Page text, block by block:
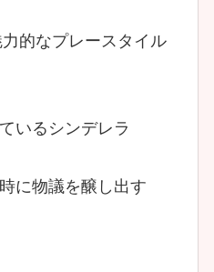
的なプレースタイル
いるシンデレラ
に物議を醸し出す